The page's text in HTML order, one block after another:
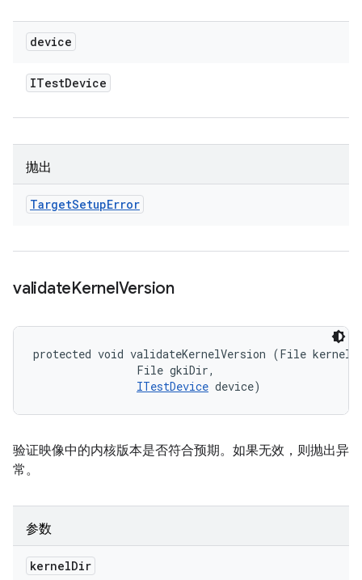
device
ITestDevice
抛出
TargetSetupError
validateKernelVersion
protected void validateKernelVersion (File
                File gkiDir,
ITestDevice device)
验证映像中的内核版本是否符合预期。如果无效，则抛出异
常。
参数
kernelDir